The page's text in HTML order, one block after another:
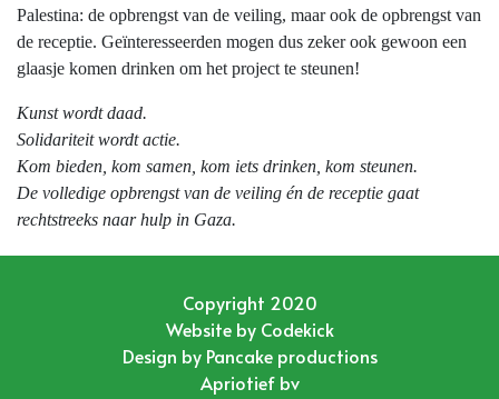
Palestina: de opbrengst van de veiling, maar ook de opbrengst van
de receptie. Geïnteresseerden mogen dus zeker ook gewoon een
glaasje komen drinken om het project te steunen!
Kunst wordt daad.
Solidariteit wordt actie.
Kom bieden, kom samen, kom iets drinken, kom steunen.
De volledige opbrengst van de veiling én de receptie gaat
rechtstreeks naar hulp in Gaza.
Copyright 2020
Website by Codekick
Design by Pancake productions
Apriotief bv